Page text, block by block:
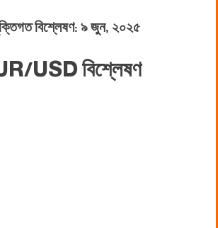
বিশ্লেষণ: ৯ জুন, ২০২৫
USD বিশ্লেষণ